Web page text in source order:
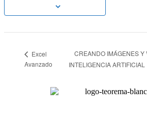
Excel
Avanzado
CREANDO IMÁGENES Y
INTELIGENCIA ARTIFICIAL